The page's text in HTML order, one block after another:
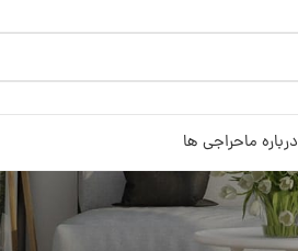
درباره ماحراجی ها